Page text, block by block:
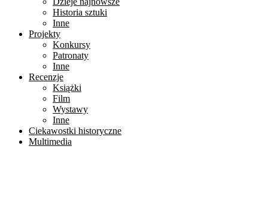
Historia sztuki
Inne
Projekty
Konkursy
Patronaty
Inne
Recenzje
Książki
Film
Wystawy
Inne
Ciekawostki historyczne
Multimedia